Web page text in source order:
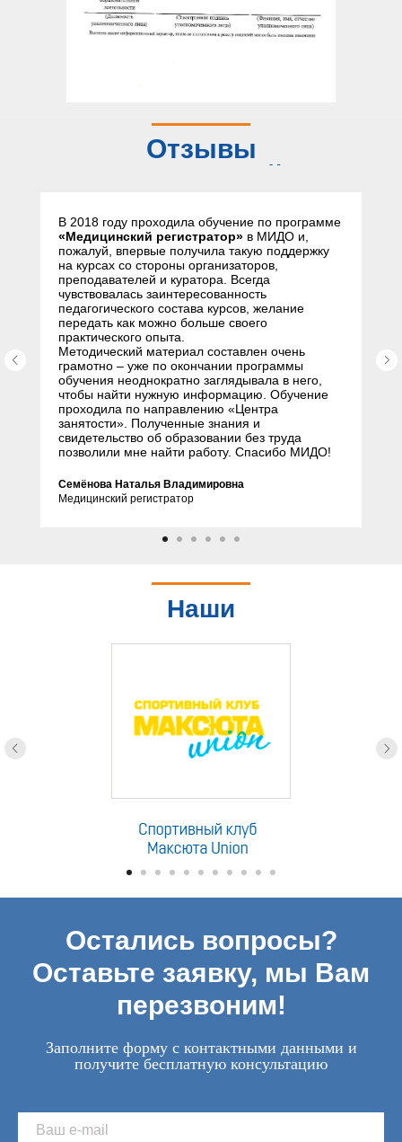
Отзывы
слушателей
В 2018 году проходила обучение по программе
«Медицинский регистратор» в МИДО и,
пожалуй, впервые получила такую поддержку
на курсах со стороны организаторов,
преподавателей и куратора. Всегда
чувствовалась заинтересованность
педагогического состава курсов, желание
передать как можно больше своего
практического опыта.
Методический материал составлен очень
грамотно – уже по окончании программы
обучения неоднократно заглядывала в него,
чтобы найти нужную информацию. Обучение
проходила по направлению «Центра
занятости». Полученные знания и
свидетельство об образовании без труда
позволили мне найти работу. Спасибо МИДО!
Семёнова Наталья Владимировна
Медицинский регистратор
Наши
Остались вопросы?
Оставьте заявку, мы Вам
перезвоним!
Заполните форму с контактными данными и
получите бесплатную консультацию